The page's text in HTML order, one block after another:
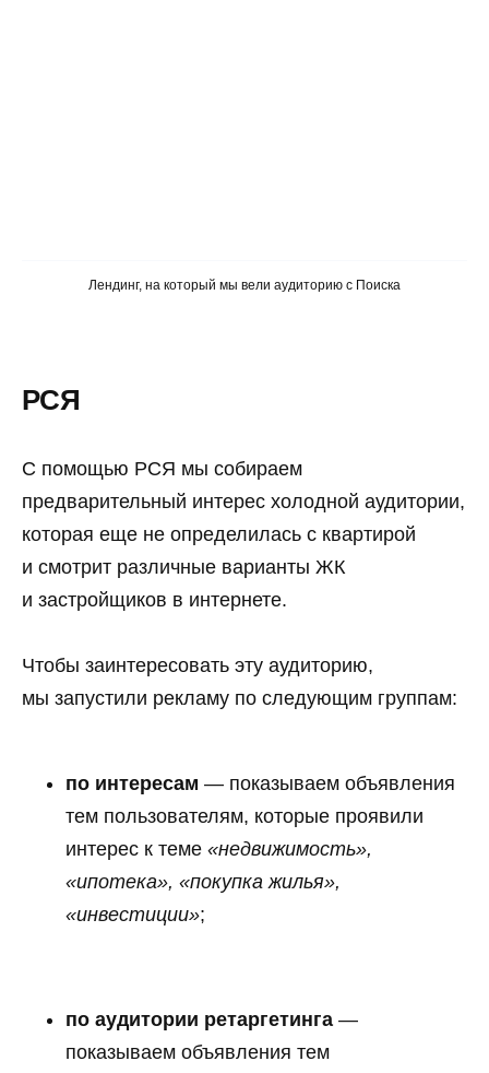
Лендинг, на который мы вели аудиторию с Поиска
РСЯ
С помощью РСЯ мы собираем
предварительный интерес холодной аудитории,
которая еще не определилась с квартирой
и смотрит различные варианты ЖК
и застройщиков в интернете.
Чтобы заинтересовать эту аудиторию,
мы запустили рекламу по следующим группам:
по интересам — показываем объявления
тем пользователям, которые проявили
интерес к теме «недвижимость»,
«ипотека», «покупка жилья»,
«инвестиции»;
по аудитории ретаргетинга —
показываем объявления тем